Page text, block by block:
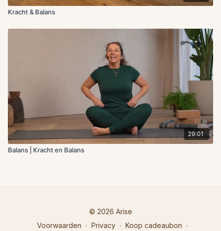
Kracht & Balans
29:01
Balans | Kracht en Balans
© 2026 Arise
Voorwaarden ∙ Privacy ∙ Koop cadeaubon ∙